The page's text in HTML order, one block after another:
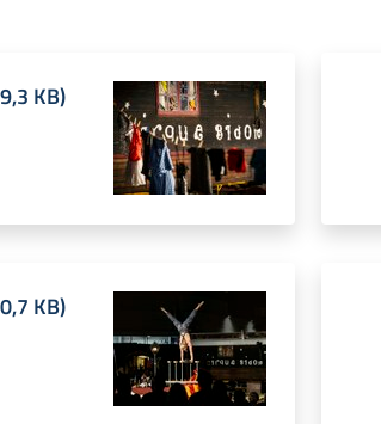
KB)
KB)